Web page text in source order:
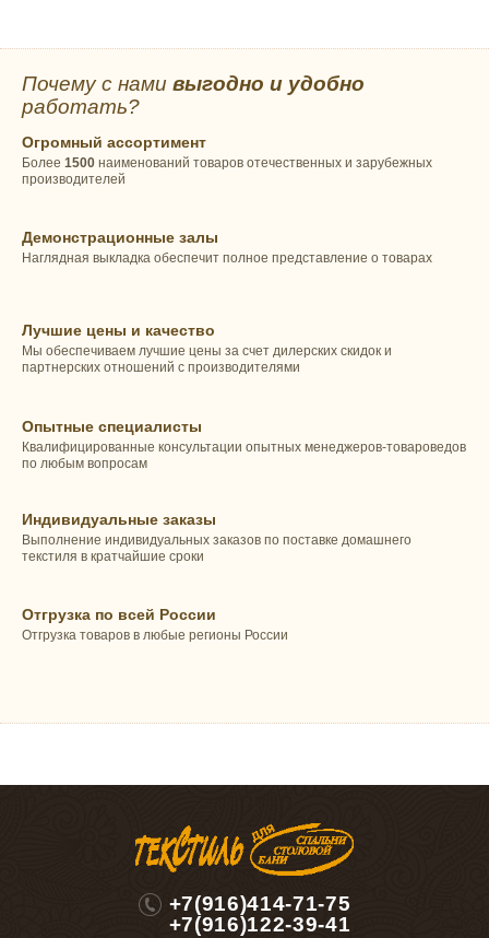
Почему с нами выгодно и удобно
работать?
Огромный ассортимент
Более 1500 наименований товаров отечественных и зарубежных
производителей
Демонстрационные залы
Наглядная выкладка обеспечит полное представление о товарах
Лучшие цены и качество
Мы обеспечиваем лучшие цены за счет дилерских скидок и
партнерских отношений с производителями
Опытные специалисты
Квалифицированные консультации опытных менеджеров-товароведов
по любым вопросам
Индивидуальные заказы
Выполнение индивидуальных заказов по поставке домашнего
текстиля в кратчайшие сроки
Отгрузка по всей России
Отгрузка товаров в любые регионы России
+7(916)414-71-75
+7(916)122-39-41